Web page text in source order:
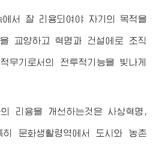
에서 잘 리용되여야 자기의 목적을
교양하고 혁명과 건설에로 조직
무기로서의 전투적기능을 빛나게
리용을 개선하는것은 사상혁명,
문화생활령역에서 도시와 농촌